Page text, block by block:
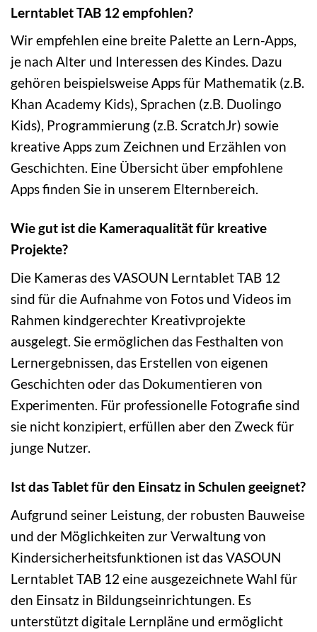
Lerntablet TAB 12 empfohlen?
Wir empfehlen eine breite Palette an Lern-Apps,
je nach Alter und Interessen des Kindes. Dazu
gehören beispielsweise Apps für Mathematik (z.B.
Khan Academy Kids), Sprachen (z.B. Duolingo
Kids), Programmierung (z.B. ScratchJr) sowie
kreative Apps zum Zeichnen und Erzählen von
Geschichten. Eine Übersicht über empfohlene
Apps finden Sie in unserem Elternbereich.
Wie gut ist die Kameraqualität für kreative
Projekte?
Die Kameras des VASOUN Lerntablet TAB 12
sind für die Aufnahme von Fotos und Videos im
Rahmen kindgerechter Kreativprojekte
ausgelegt. Sie ermöglichen das Festhalten von
Lernergebnissen, das Erstellen von eigenen
Geschichten oder das Dokumentieren von
Experimenten. Für professionelle Fotografie sind
sie nicht konzipiert, erfüllen aber den Zweck für
junge Nutzer.
Ist das Tablet für den Einsatz in Schulen geeignet?
Aufgrund seiner Leistung, der robusten Bauweise
und der Möglichkeiten zur Verwaltung von
Kindersicherheitsfunktionen ist das VASOUN
Lerntablet TAB 12 eine ausgezeichnete Wahl für
den Einsatz in Bildungseinrichtungen. Es
unterstützt digitale Lernpläne und ermöglicht